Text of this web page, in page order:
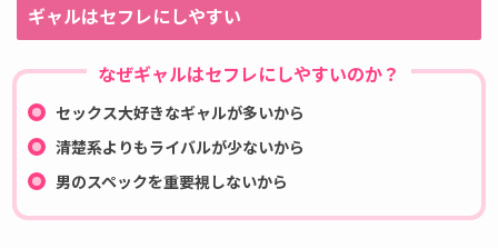
ギャルはセフレにしやすい
なぜギャルはセフレにしやすいのか？
セックス大好きなギャルが多いから
清楚系よりもライバルが少ないから
男のスペックを重要視しないから